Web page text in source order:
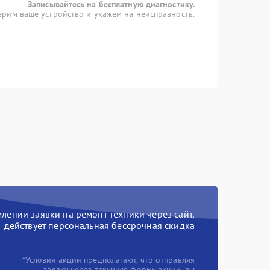
Записывайтесь на бесплатную диагностику.
ваше устройство и укажем на неисправность.
заявки на ремонт техники через сайт,
действует персональная бессрочная скидка
*Условия акции предполагают, что отправляя